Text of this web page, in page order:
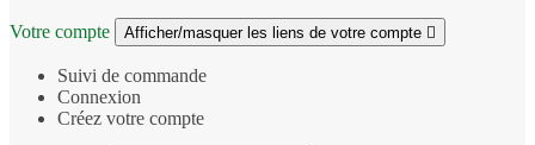
Votre compte Afficher/masquer les liens de votre compte 
Suivi de commande
Connexion
Créez votre compte